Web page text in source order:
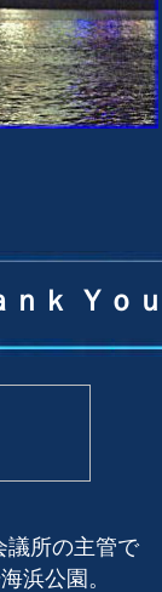
ｋ Ｙｏｕ
議所の主管で
浜公園。